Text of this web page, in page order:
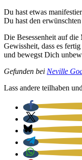
Du hast etwas
Du hast den
Die Beses­sen­heit auf
Gewiss­heit, dass es
und bewegst Dich
Gefun­den bei Neville
Lass ande­re teil­ha­ben